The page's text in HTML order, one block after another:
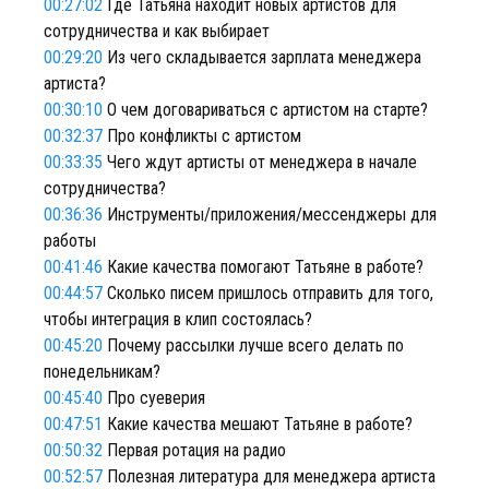
00:27:02 Где Татьяна находит новых артистов для
сотрудничества и как выбирает
00:29:20 Из чего складывается зарплата менеджера
артиста?
00:30:10 О чем договариваться с артистом на старте?
00:32:37 Про конфликты с артистом
00:33:35 Чего ждут артисты от менеджера в начале
сотрудничества?
00:36:36 Инструменты/приложения/мессенджеры для
работы
00:41:46 Какие качества помогают Татьяне в работе?
00:44:57 Сколько писем пришлось отправить для того,
чтобы интеграция в клип состоялась?
00:45:20 Почему рассылки лучше всего делать по
понедельникам?
00:45:40 Про суеверия
00:47:51 Какие качества мешают Татьяне в работе?
00:50:32 Первая ротация на радио
00:52:57 Полезная литература для менеджера артиста